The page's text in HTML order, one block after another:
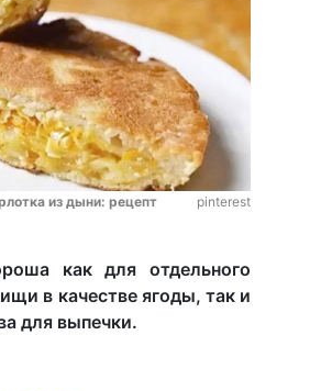
из дыни: рецепт
pinterest
как для отдельного
в качестве ягоды, так и
для выпечки.